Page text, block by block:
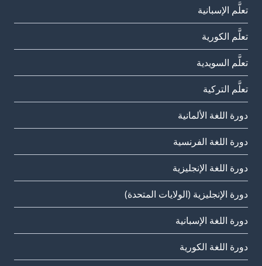
تعلَّم الإسبانية
تعلَّم الكورية
تعلَّم السويدية
تعلَّم التركية
دورة اللغة الألمانية
دورة اللغة الفرنسية
دورة اللغة الإنجليزية
دورة الإنجليزية (الولايات المتحدة)
دورة اللغة الإسبانية
دورة اللغة الكورية